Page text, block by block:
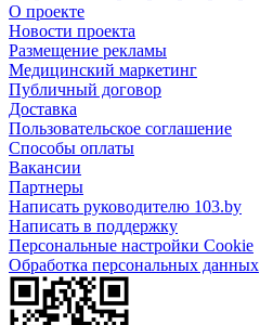
О проекте
Новости проекта
Размещение рекламы
Медицинский маркетинг
Публичный договор
Доставка
Пользовательское соглашение
Способы оплаты
Вакансии
Партнеры
Написать руководителю 103.by
Написать в поддержку
Персональные настройки Cookie
Обработка персональных данных